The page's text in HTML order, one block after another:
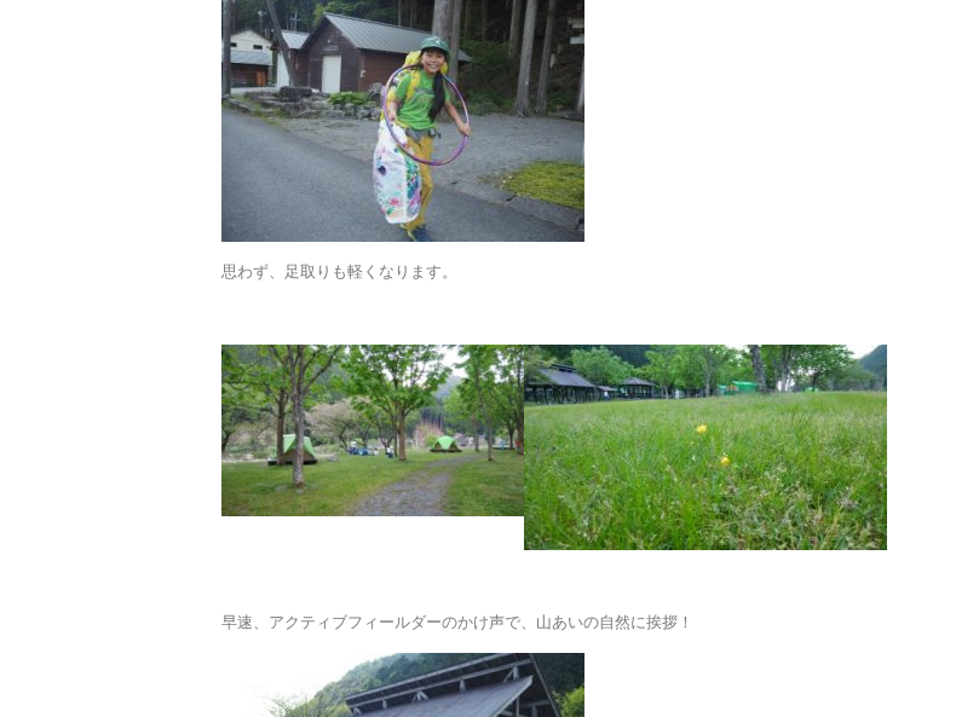
思わず、足取りも軽くなります。
早速、アクティブフィールダーのかけ声で、山あいの自然に挨拶！